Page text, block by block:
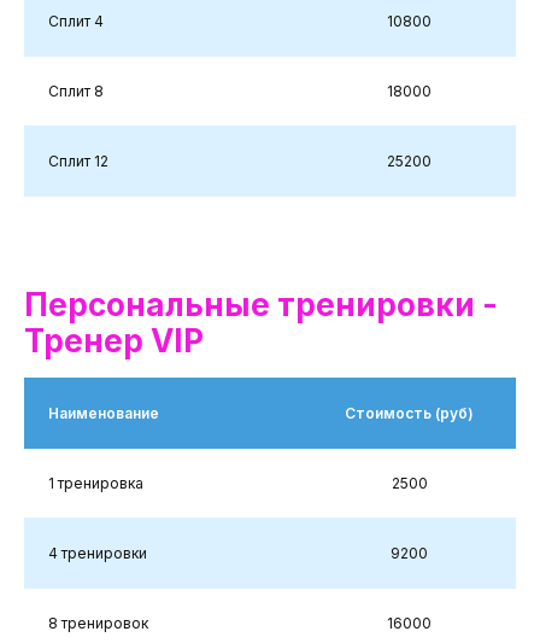
Сплит 4 10800
Сплит 8 18000
Сплит 12 25200
Персональные тренировки -
Тренер VIP
Наименование Стоимость (руб)
1 тренировка 2500
4 тренировки 9200
8 тренировок 16000